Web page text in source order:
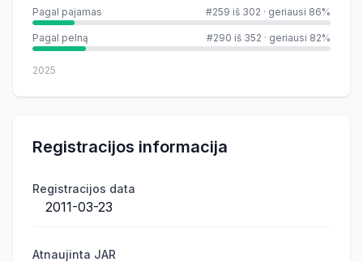
Pagal pajamas #259 iš 302 · geriausi 86%
Pagal pelną #290 iš 352 · geriausi 82%
2025
Registracijos informacija
Registracijos data
2011-03-23
Atnaujinta JAR